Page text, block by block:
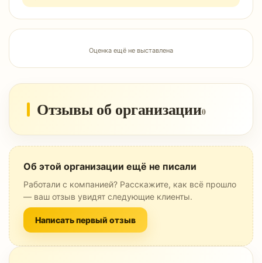
Оценка ещё не выставлена
Отзывы об организации0
Об этой организации ещё не писали
Работали с компанией? Расскажите, как всё прошло
— ваш отзыв увидят следующие клиенты.
Написать первый отзыв